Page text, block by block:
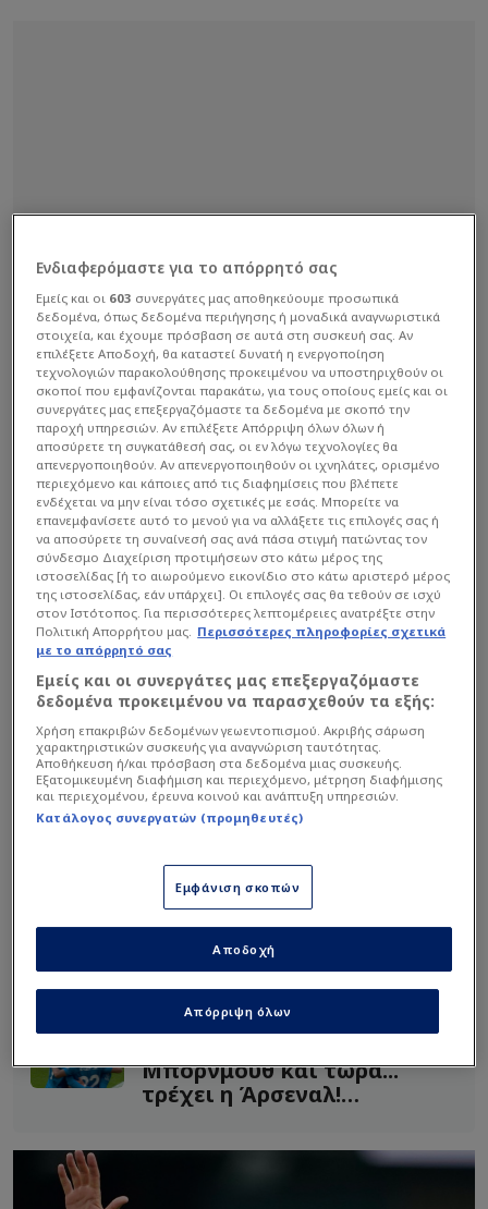
Σε δηλώσεις του μετά τοεπιβλητικό 0-3 ενάντια
στην Τσέλσικι ενώ επίκειται το καθοριστικό
ντέρμπι με τους «κανονιέρηδες» στο «Έτιχαντ», ο
Καταλανός τεχνικός έπλεξε το εγκώμιο της
Διαβάστε επίσης...
"Ο Μαρινάκης, η
Μάντσεστερ Σίτι και οι
συνομιλίες για συμφωνία!"
Μπόρνμουθ και τώρα...
τρέχει η Άρσεναλ!
Ενδιαφερόμαστε για το απόρρητό σας
Εμείς και οι 603 συνεργάτες μας αποθηκεύουμε προσωπικά
δεδομένα, όπως δεδομένα περιήγησης ή μοναδικά αναγνωριστικά
στοιχεία, και έχουμε πρόσβαση σε αυτά στη συσκευή σας. Αν
επιλέξετε Αποδοχή, θα καταστεί δυνατή η ενεργοποίηση
τεχνολογιών παρακολούθησης προκειμένου να υποστηριχθούν οι
σκοποί που εμφανίζονται παρακάτω, για τους οποίους εμείς και οι
συνεργάτες μας επεξεργαζόμαστε τα δεδομένα με σκοπό την
παροχή υπηρεσιών. Αν επιλέξετε Απόρριψη όλων όλων ή
αποσύρετε τη συγκατάθεσή σας, οι εν λόγω τεχνολογίες θα
απενεργοποιηθούν. Αν απενεργοποιηθούν οι ιχνηλάτες, ορισμένο
περιεχόμενο και κάποιες από τις διαφημίσεις που βλέπετε
ενδέχεται να μην είναι τόσο σχετικές με εσάς. Μπορείτε να
επανεμφανίσετε αυτό το μενού για να αλλάξετε τις επιλογές σας ή
να αποσύρετε τη συναίνεσή σας ανά πάσα στιγμή πατώντας τον
σύνδεσμο Διαχείριση προτιμήσεων στο κάτω μέρος της
ιστοσελίδας [ή το αιωρούμενο εικονίδιο στο κάτω αριστερό μέρος
της ιστοσελίδας, εάν υπάρχει]. Οι επιλογές σας θα τεθούν σε ισχύ
στον Ιστότοπος. Για περισσότερες λεπτομέρειες ανατρέξτε στην
Πολιτική Απορρήτου μας. Περισσότερες πληροφορίες σχετικά
με το απόρρητό σας
Εμείς και οι συνεργάτες μας επεξεργαζόμαστε
δεδομένα προκειμένου να παρασχεθούν τα εξής:
Χρήση επακριβών δεδομένων γεωεντοπισμού. Ακριβής σάρωση
χαρακτηριστικών συσκευής για αναγνώριση ταυτότητας.
Αποθήκευση ή/και πρόσβαση στα δεδομένα μιας συσκευής.
Εξατομικευμένη διαφήμιση και περιεχόμενο, μέτρηση διαφήμισης
και περιεχομένου, έρευνα κοινού και ανάπτυξη υπηρεσιών.
Κατάλογος συνεργατών (προμηθευτές)
Εμφάνιση σκοπών
Απόρριψη όλων
Αποδοχή